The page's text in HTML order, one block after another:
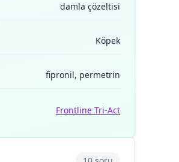
damla çözeltisi
Köpek
fipronil, permetrin
Frontline Tri-Act